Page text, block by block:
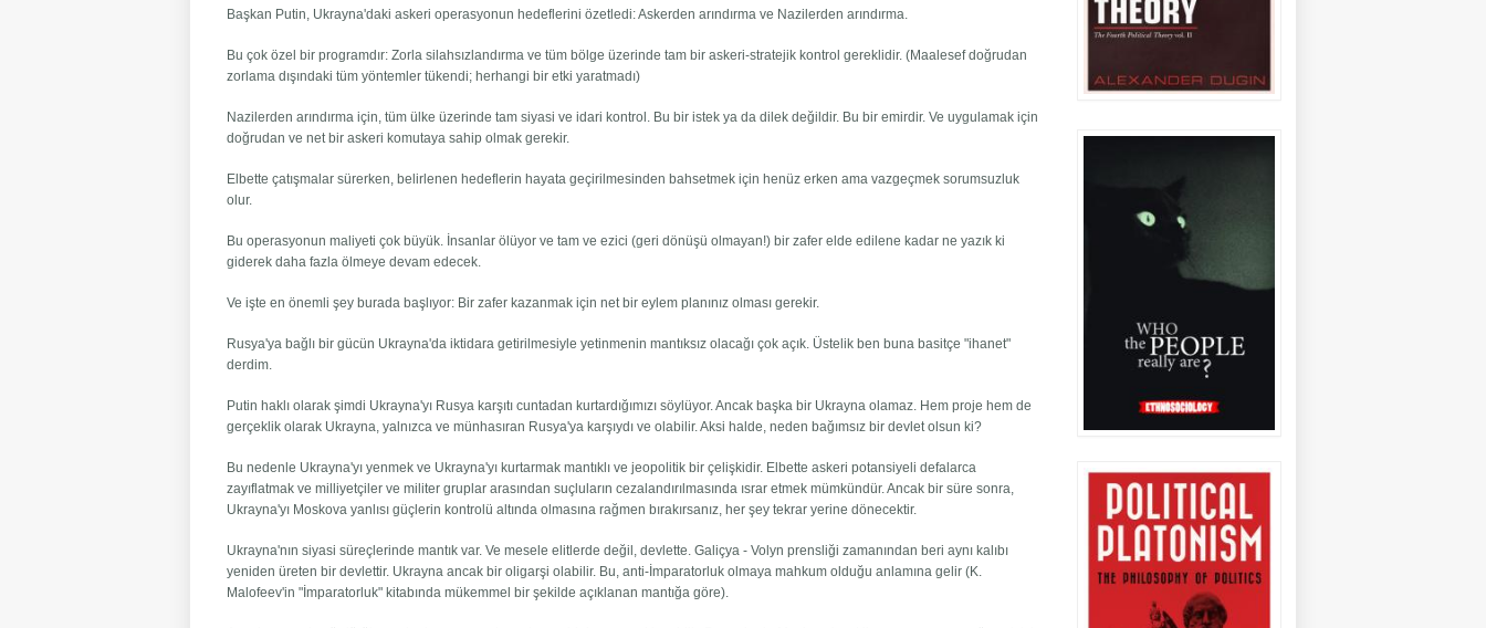
Başkan Putin, Ukrayna'daki askeri operasyonun hedeflerini özetledi: Askerden arındırma ve Nazilerden arındırma.
Bu çok özel bir programdır: Zorla silahsızlandırma ve tüm bölge üzerinde tam bir askeri-stratejik kontrol gereklidir. (Maalesef doğrudan
zorlama dışındaki tüm yöntemler tükendi; herhangi bir etki yaratmadı)
Nazilerden arındırma için, tüm ülke üzerinde tam siyasi ve idari kontrol. Bu bir istek ya da dilek değildir. Bu bir emirdir. Ve uygulamak için
doğrudan ve net bir askeri komutaya sahip olmak gerekir.
Elbette çatışmalar sürerken, belirlenen hedeflerin hayata geçirilmesinden bahsetmek için henüz erken ama vazgeçmek sorumsuzluk
olur.
Bu operasyonun maliyeti çok büyük. İnsanlar ölüyor ve tam ve ezici (geri dönüşü olmayan!) bir zafer elde edilene kadar ne yazık ki
giderek daha fazla ölmeye devam edecek.
Ve işte en önemli şey burada başlıyor: Bir zafer kazanmak için net bir eylem planınız olması gerekir.
Rusya'ya bağlı bir gücün Ukrayna'da iktidara getirilmesiyle yetinmenin mantıksız olacağı çok açık. Üstelik ben buna basitçe "ihanet"
derdim.
Putin haklı olarak şimdi Ukrayna'yı Rusya karşıtı cuntadan kurtardığımızı söylüyor. Ancak başka bir Ukrayna olamaz. Hem proje hem de
gerçeklik olarak Ukrayna, yalnızca ve münhasıran Rusya'ya karşıydı ve olabilir. Aksi halde, neden bağımsız bir devlet olsun ki?
Bu nedenle Ukrayna'yı yenmek ve Ukrayna'yı kurtarmak mantıklı ve jeopolitik bir çelişkidir. Elbette askeri potansiyeli defalarca
zayıflatmak ve milliyetçiler ve militer gruplar arasından suçluların cezalandırılmasında ısrar etmek mümkündür. Ancak bir süre sonra,
Ukrayna'yı Moskova yanlısı güçlerin kontrolü altında olmasına rağmen bırakırsanız, her şey tekrar yerine dönecektir.
Ukrayna'nın siyasi süreçlerinde mantık var. Ve mesele elitlerde değil, devlette. Galiçya - Volyn prensliği zamanından beri aynı kalıbı
yeniden üreten bir devlettir. Ukrayna ancak bir oligarşi olabilir. Bu, anti-İmparatorluk olmaya mahkum olduğu anlamına gelir (K.
Malofeev'in "İmparatorluk" kitabında mükemmel bir şekilde açıklanan mantığa göre).